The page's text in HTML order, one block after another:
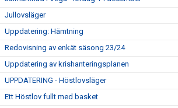
Jullovsläger
Uppdatering: Hämtning
Redovisning av enkät säsong 23/24
Uppdatering av krishanteringsplanen
UPPDATERING - Höstlovsläger
Ett Höstlov fullt med basket